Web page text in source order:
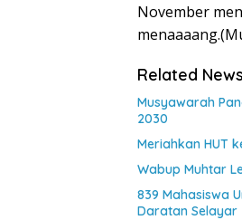
November
Related News
Musyawarah
2030
Meriahkan HUT
Wabup Muhtar
839 Mahasiswa
Daratan Selayar